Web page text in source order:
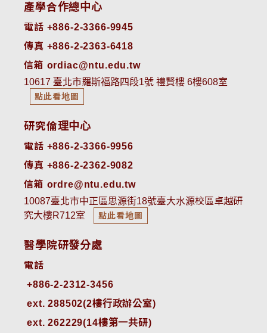
產學合作總中心
電話 +886-2-3366-9945
傳真 +886-2-2363-6418
信箱 ordiac@ntu.edu.tw
10617 臺北市羅斯福路四段1號 禮賢樓 6樓608室
點此看地圖
研究倫理中心
電話 +886-2-3366-9956
傳真 +886-2-2362-9082
信箱 ordre@ntu.edu.tw
10087臺北市中正區思源街18號臺大水源校區卓越研
究大樓R712室
點此看地圖
醫學院研發分處
電話
ext. 288502(2樓行政辦公室)
ext. 262229(14樓第一共研)